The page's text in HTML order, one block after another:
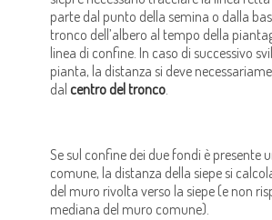
parte dal punto della semina o dalla
tronco dell’albero al tempo della
linea di confine. In caso di successivo
pianta, la distanza si deve
dal centro del tronco.
Se sul confine dei due fondi è presente
comune, la distanza della siepe si
del muro rivolta verso la siepe (e non
mediana del muro comune).